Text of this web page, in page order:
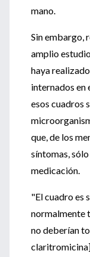
mano.
Sin embargo,
amplio
haya
internados en
esos cuadros
que, de los
síntomas,
medicación.
"El cuadro es
normalmente
no deberían